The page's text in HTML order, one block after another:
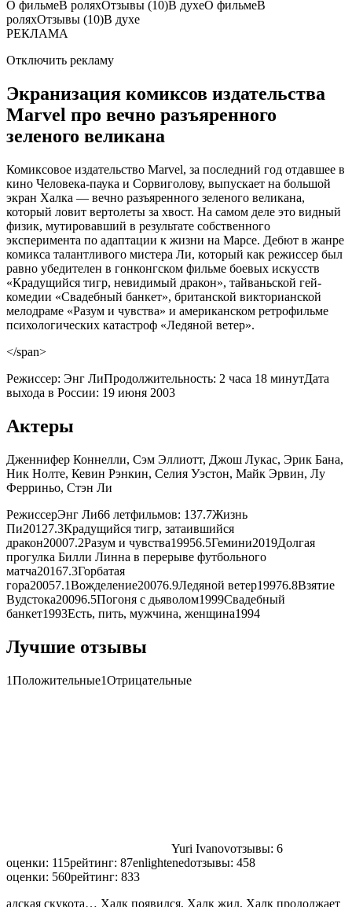
О фильмеВ роляхОтзывы (10)В духеО фильмеВ
роляхОтзывы (10)В духе
РЕКЛАМА
Отключить рекламу
Экранизация комиксов издательства
Marvel про вечно разъяренного
зеленого великана
Комиксовое издательство Marvel, за последний год отдавшее в
кино Человека-паука и Сорвиголову, выпускает на большой
экран Халка — вечно разъяренного зеленого великана,
который ловит вертолеты за хвост. На самом деле это видный
физик, мутировавший в результате собственного
эксперимента по адаптации к жизни на Марсе. Дебют в жанре
комикса талантливого мистера Ли, который как режиссер был
равно убедителен в гонконгском фильме боевых искусств
«Крадущийся тигр, невидимый дракон», тайваньской гей-
комедии «Свадебный банкет», британской викторианской
мелодраме «Разум и чувства» и американском ретрофильме
психологических катастроф «Ледяной ветер».
</span>
Режиссер: Энг ЛиПродолжительность: 2 часа 18 минутДата
выхода в России: 19 июня 2003
Актеры
Дженнифер Коннелли, Сэм Эллиотт, Джош Лукас, Эрик Бана,
Ник Нолте, Кевин Рэнкин, Селия Уэстон, Майк Эрвин, Лу
Ферриньо, Стэн Ли
РежиссерЭнг Ли66 летфильмов: 137.7Жизнь
Пи20127.3Крадущийся тигр, затаившийся
дракон20007.2Разум и чувства19956.5Гемини2019Долгая
прогулка Билли Линна в перерыве футбольного
матча20167.3Горбатая
гора20057.1Вожделение20076.9Ледяной ветер19976.8Взятие
Вудстока20096.5Погоня с дьяволом1999Свадебный
банкет1993Есть, пить, мужчина, женщина1994
Лучшие отзывы
1Положительные1Отрицательные
Yuri Ivanovотзывы: 6
оценки: 115рейтинг: 87enlightenedотзывы: 458
оценки: 560рейтинг: 833
адская скукота… Халк появился, Халк жил, Халк продолжает